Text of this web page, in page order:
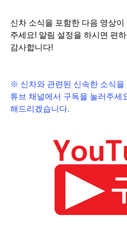
신차 소식을 포함한 다음 영상
주세요! 알림 설정을 하시면 편
감사합니다!
※ 신차와 관련된 신속한 소식을
튜브 채널에서 구독을 눌러주세
해드리겠습니다.